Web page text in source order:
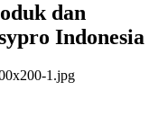
dan
Indonesia